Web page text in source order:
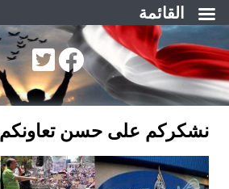
التجاوز
إلى
المحتوى
نشكركم على حسن تعاونكم
القائمة